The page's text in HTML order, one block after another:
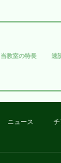
当教室の特長 速
ニュース